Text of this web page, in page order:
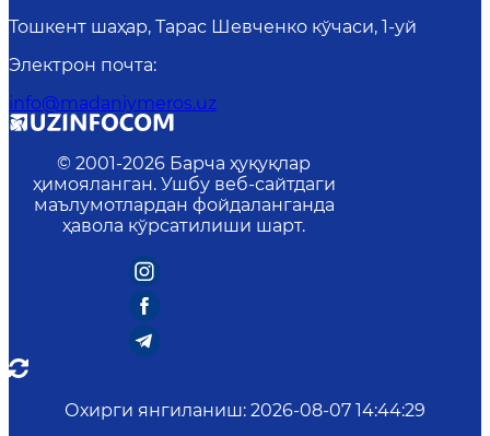
Тошкент шаҳар, Тарас Шевченко кўчаси, 1-уй
Электрон почта:
info@madaniymeros.uz
© 2001-2026 Барча ҳуқуқлар
ҳимояланган. Ушбу веб-сайтдаги
маълумотлардан фойдаланганда
ҳавола кўрсатилиши шарт.
Охирги янгиланиш: 2026-08-07 14:44:29